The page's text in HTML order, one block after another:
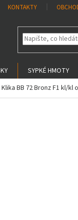
KONTAKTY
SYPKÉ HMOTY
Klika BB 72 Bronz F1 kl/kl